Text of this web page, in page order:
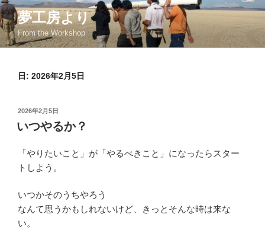
コ
ン
テ
ン
夢工房より
From the Workshop
日: 2026年2月5日
投
稿
日:
2026年2月5日
いつやるか？
「やりたいこと」が「やるべきこと」になったらスター
トしよう。
いつかそのうちやろう
なんて思うかもしれないけど、きっとそんな時は来な
い。